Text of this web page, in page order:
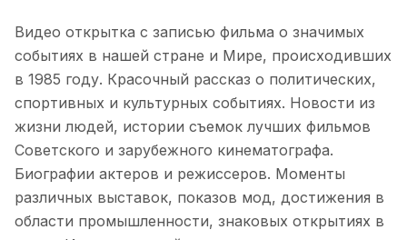
Видео открытка с записью фильма о значимых
событиях в нашей стране и Мире, происходивших
в 1985 году. Красочный рассказ о политических,
спортивных и культурных событиях. Новости из
жизни людей, истории съемок лучших фильмов
Советского и зарубежного кинематографа.
Биографии актеров и режиссеров. Моменты
различных выставок, показов мод, достижения в
области промышленности, знаковых открытиях в